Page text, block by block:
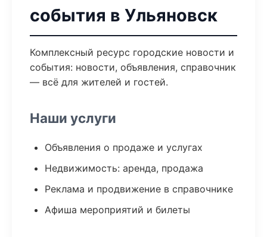
события в Ульяновск
Комплексный ресурс городские новости и
события: новости, объявления, справочник
— всё для жителей и гостей.
Наши услуги
Объявления о продаже и услугах
Недвижимость: аренда, продажа
Реклама и продвижение в справочнике
Афиша мероприятий и билеты